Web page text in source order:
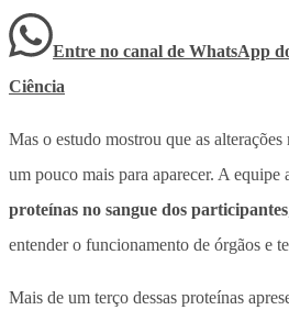
Entre no canal de WhatsApp
Ciência
Mas o estudo mostrou que as
um pouco mais para aparecer. A equipe
proteínas no sangue dos participantes
entender o funcionamento de órgãos e
Mais de um terço dessas proteínas